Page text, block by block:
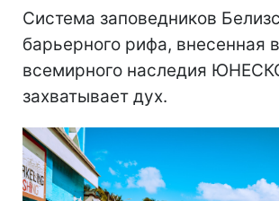
Система заповедников
барьерного рифа, внесенная
всемирного наследия
захватывает дух.